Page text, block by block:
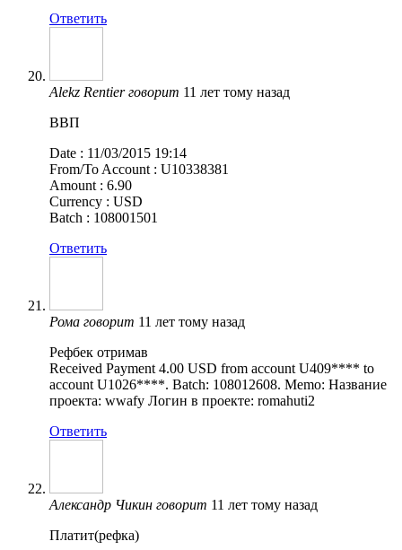
Ответить
Alekz Rentierговорит 11 лет тому назад
ВВП
Date : 11/03/2015 19:14
From/To Account : U10338381
Amount : 6.90
Currency : USD
Batch : 108001501
Ответить
Рома говорит 11 лет тому назад
Рефбек отримав
Received Payment 4.00 USD from account U409**** to
account U1026****. Batch: 108012608. Memo: Название
проекта: wwafy Логин в проекте: romahuti2
Ответить
Александр Чикин говорит 11 лет тому назад
Платит(рефка)